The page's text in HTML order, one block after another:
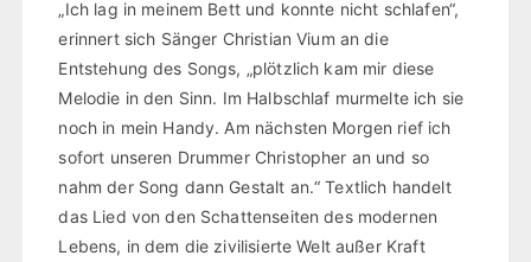
„Ich lag in meinem Bett und konnte nicht schlafen“,
erinnert sich Sänger Christian Vium an die
Entstehung des Songs, „plötzlich kam mir diese
Melodie in den Sinn. Im Halbschlaf murmelte ich sie
noch in mein Handy. Am nächsten Morgen rief ich
sofort unseren Drummer Christopher an und so
nahm der Song dann Gestalt an.“ Textlich handelt
das Lied von den Schattenseiten des modernen
Lebens, in dem die zivilisierte Welt außer Kraft